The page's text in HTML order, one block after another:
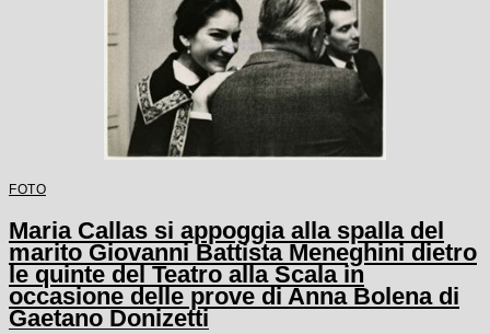
FOTO
Maria Callas si appoggia alla spalla del
marito Giovanni Battista Meneghini dietro
le quinte del Teatro alla Scala in
occasione delle prove di Anna Bolena di
Gaetano Donizetti